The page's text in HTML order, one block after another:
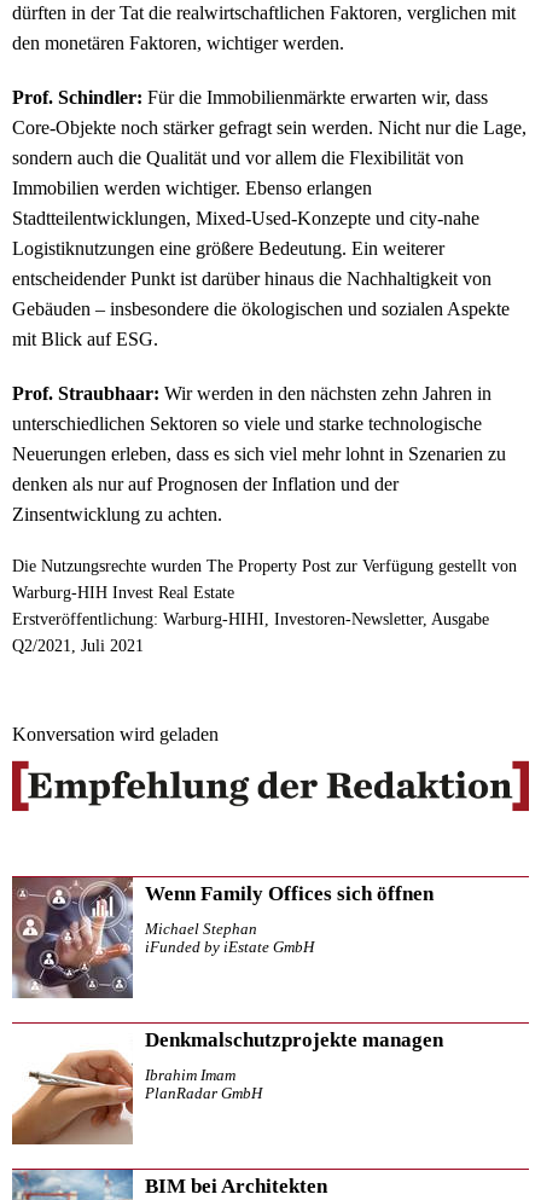
dürften in der Tat die realwirtschaftlichen Faktoren, verglichen mit
den monetären Faktoren, wichtiger werden.
Prof. Schindler: Für die Immobilienmärkte erwarten wir, dass
Core-Objekte noch stärker gefragt sein werden. Nicht nur die Lage,
sondern auch die Qualität und vor allem die Flexibilität von
Immobilien werden wichtiger. Ebenso erlangen
Stadtteilentwicklungen, Mixed-Used-Konzepte und city-nahe
Logistiknutzungen eine größere Bedeutung. Ein weiterer
entscheidender Punkt ist darüber hinaus die Nachhaltigkeit von
Gebäuden – insbesondere die ökologischen und sozialen Aspekte
mit Blick auf ESG.
Prof. Straubhaar: Wir werden in den nächsten zehn Jahren in
unterschiedlichen Sektoren so viele und starke technologische
Neuerungen erleben, dass es sich viel mehr lohnt in Szenarien zu
denken als nur auf Prognosen der Inflation und der
Zinsentwicklung zu achten.
Die Nutzungsrechte wurden The Property Post zur Verfügung gestellt von
Warburg-HIH Invest Real Estate
Erstveröffentlichung: Warburg-HIHI, Investoren-Newsletter, Ausgabe
Q2/2021, Juli 2021
Konversation wird geladen
Wenn Family Offices sich öffnen
Michael Stephan
iFunded by iEstate GmbH
Denkmalschutzprojekte managen
Ibrahim Imam
PlanRadar GmbH
BIM bei Architekten